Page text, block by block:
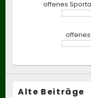
offenes
Alte Beiträge